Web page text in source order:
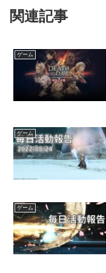
関連記事
ゲーム
ゲーム
ゲーム